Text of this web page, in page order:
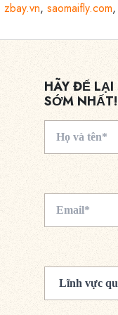
zbay.vn, saomaifly.com
HÃY ĐỂ
SỚM